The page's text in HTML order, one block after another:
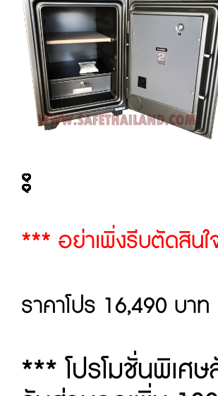
*** อย่าเพิ่งรีบตัดสินใ
ราคาโปร 16,490 บาท
*** โปรโมชั่นพิเศ